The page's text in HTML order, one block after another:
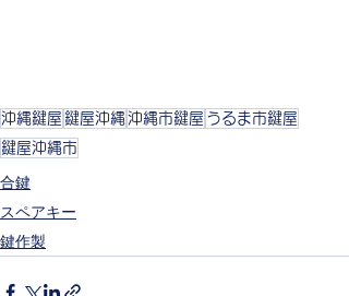
沖縄鍵屋 鍵屋沖縄 沖縄市鍵屋 うるま市鍵屋
鍵屋沖縄市
合鍵
スペアキー
鍵作製